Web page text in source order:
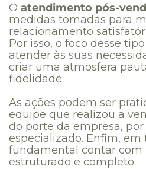
O atendimento pós-
medidas tomadas para
relacionamento
Por isso, o foco desse
atender às suas
criar uma atmosfera
fidelidade.
As ações podem ser
equipe que realizou a
do porte da empresa,
especializado. Enfim, em
fundamental contar com
estruturado e completo.